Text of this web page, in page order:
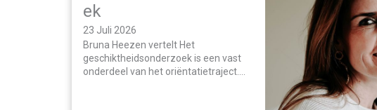
ek
23 Juli 2026
Bruna Heezen vertelt Het
geschiktheidsonderzoek is een vast
onderdeel van het oriëntatietraject.